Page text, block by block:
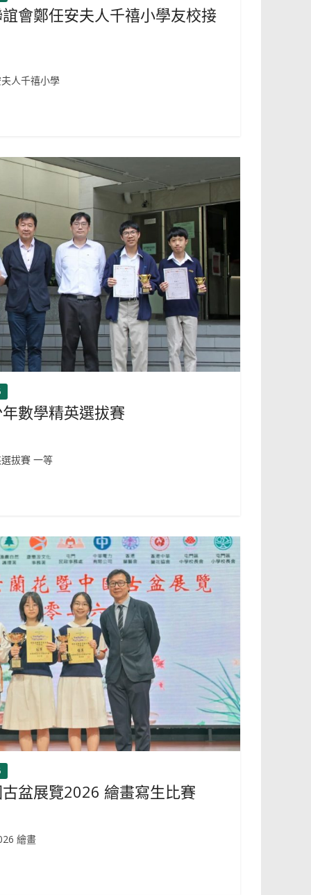
會鄭任安夫人千禧小學友校接
人千禧小學
數學精英選拔賽
拔賽 一等
盆展覽2026 繪畫寫生比賽
繪畫